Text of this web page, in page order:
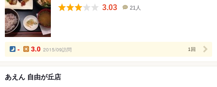
3.03
数
21人
- 3.0 2015/09訪問 1回
あえん 自由が丘店